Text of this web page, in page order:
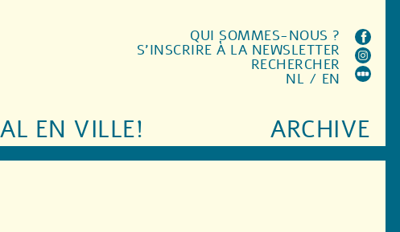
EN VILLE! ARCHIVE
QUI SOMMES-NOUS ?
S'INSCRIRE À LA NEWSLETTER
RECHERCHER
NL / EN